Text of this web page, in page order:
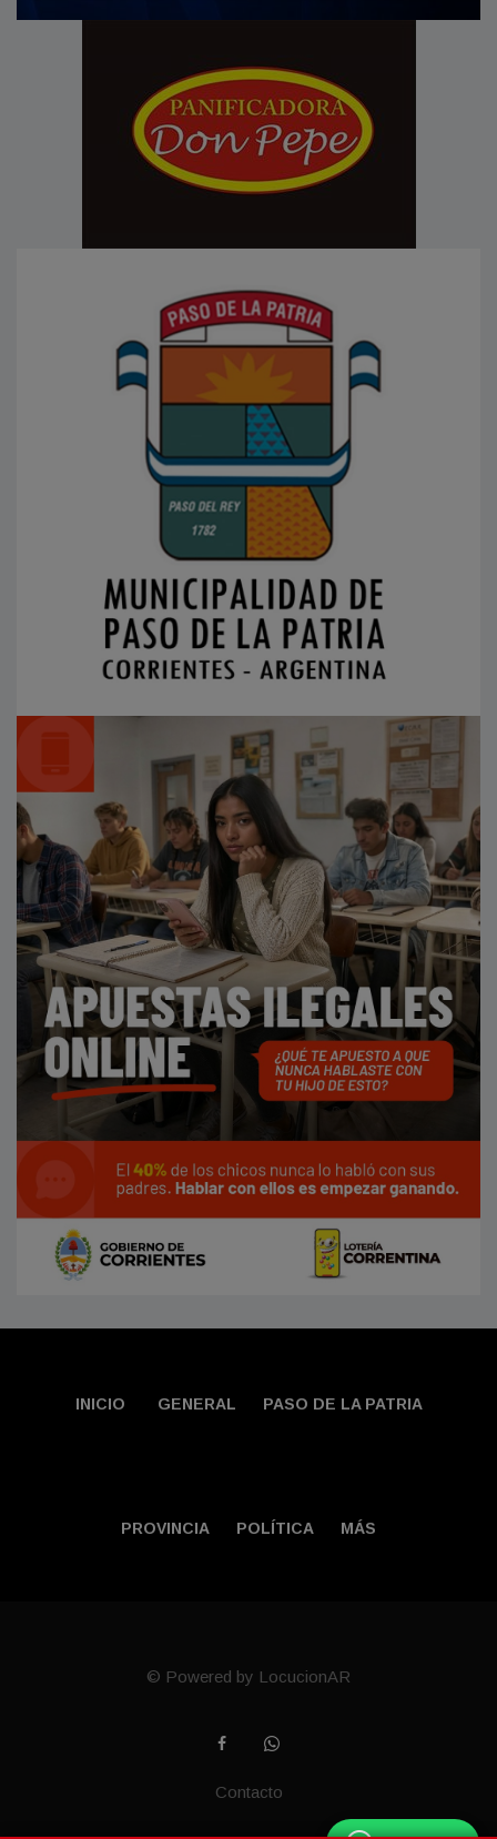
INICIO GENERAL PASO DE LA PATRIA
PROVINCIA POLÍTICA MÁS
© Powered by LocucionAR
Contacto